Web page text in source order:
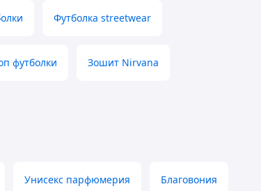
Футболка streetwear
футболки Зошит Nirvana
Унисекс парфюмерия Благовония